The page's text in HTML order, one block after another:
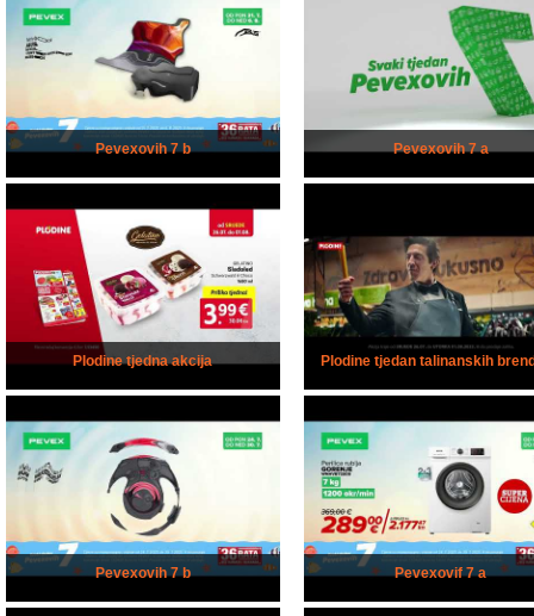
Pevexovih 7 b Pevexovih 7 a
Plodine tjedna akcija Plodine tjedan talinanskih
Pevexovih 7 b Pevexovif 7 a